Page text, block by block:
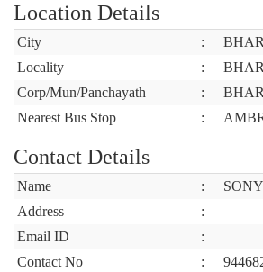
Location Details
City :
Locality
:
Corp/Mun/Panchayath
:
Nearest Bus Stop
:
Contact Details
Name :
Address
:
Email ID
:
Contact No
: